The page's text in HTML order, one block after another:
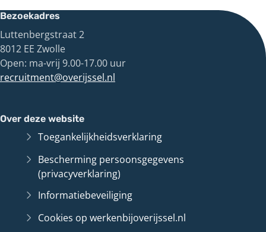
website
Bezoekadres
Luttenbergstraat 2
8012 EE Zwolle
Open: ma-vrij 9.00-17.00 uur
recruitment@overijssel.nl
Over deze website
Toegankelijkheidsverklaring
Bescherming persoonsgegevens
(privacyverklaring)
Informatiebeveiliging
Cookies op werkenbijoverijssel.nl